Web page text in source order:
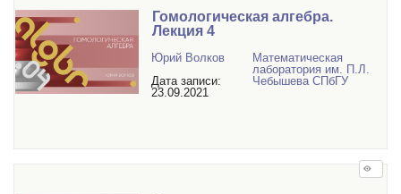
Гомологическая алгебра.
Лекция 4
Юрий Волков
Дата записи:
23.09.2021
Математичеcкая
лаборатория им. П.Л.
Чебышева СПбГУ